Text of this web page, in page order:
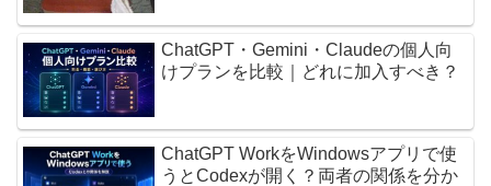
ChatGPT・Gemini・Claudeの個人向
けプランを比較｜どれに加入すべき？
ChatGPT WorkをWindowsアプリで使
うとCodexが開く？両者の関係を分か